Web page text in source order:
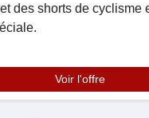
des shorts de cyclisme
Voir l'offre